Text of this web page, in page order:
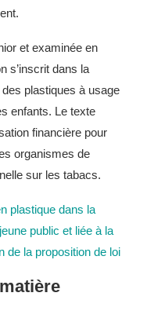
«
un levier
la résilience
de l’Union
constitue un
ressources et la
européenne.
publie un rapport
et examinée en
s’inscrit dans la
plastiques à usage
enfants. Le texte
financière pour
organismes de
sur les tabacs.
plastique dans la
public et liée à la
de la proposition de loi